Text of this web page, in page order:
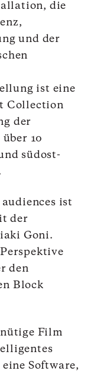
die
und der
ist eine
Collection
der
10
südost-
ist
der
Goni.
den
Block
Film
Software,